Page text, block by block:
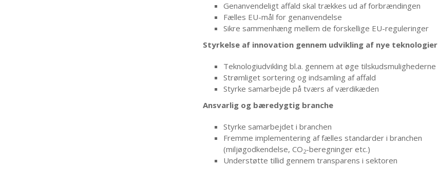
Genanvendeligt affald skal trækkes ud af forbrændingen
Fælles EU-mål for genanvendelse
Sikre sammenhæng mellem de forskellige EU-reguleringer
Styrkelse af innovation gennem udvikling af nye teknologier
Teknologiudvikling bl.a. gennem at øge tilskudsmulighederne
Strømliget sortering og indsamling af affald
Styrke samarbejde på tværs af værdikæden
Ansvarlig og bæredygtig branche
Styrke samarbejdet i branchen
Fremme implementering af fælles standarder i branchen
(miljøgodkendelse, CO2-beregninger etc.)
Understøtte tillid gennem transparens i sektoren